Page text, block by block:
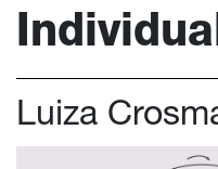
Luiza